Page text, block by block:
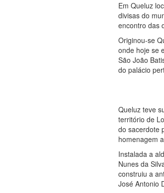
Em Queluz
divisas do
encontro das
Originou-se
onde hoje se
São João
do palácio
Queluz teve
território de
do sacerdote
homenagem
Instalada a
Nunes da
construiu a
José Antonio